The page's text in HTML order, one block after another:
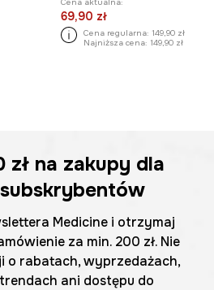
Cena aktualna:
69,90 zł
Cena regularna: 149,90 zł
Najniższa cena: 149,90 zł
zł na zakupy dla
Medicine i otrzymaj
za min. 200 zł. Nie
o rabatach, wyprzedażach,
ani dostępu do